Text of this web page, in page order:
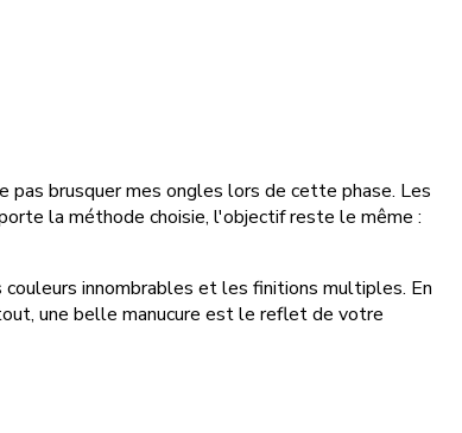
brusquer mes ongles lors de cette phase. Les
la méthode choisie, l'objectif reste le même :
innombrables et les finitions multiples. En
une belle manucure est le reflet de votre